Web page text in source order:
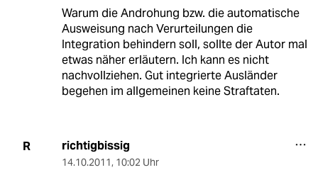
Warum die Androhung bzw. die automatische
Ausweisung nach Verurteilungen die
Integration behindern soll, sollte der Autor mal
etwas näher erläutern. Ich kann es nicht
nachvollziehen. Gut integrierte Ausländer
begehen im allgemeinen keine Straftaten.
R richtigbissig
14.10.2011, 10:02 Uhr